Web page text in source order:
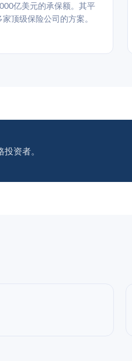
亿美元的承保额。其平
顶级保险公司的方案。
资者。